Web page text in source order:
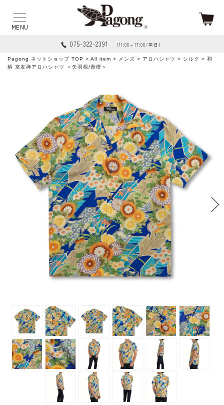
075-322-2391 （11:00～17:00/平日）
Pagong ネットショップ TOP > All item > メンズ > アロハシャツ > シルク
> 和
柄 京友禅アロハシャツ ＜矢羽根/青橙＞